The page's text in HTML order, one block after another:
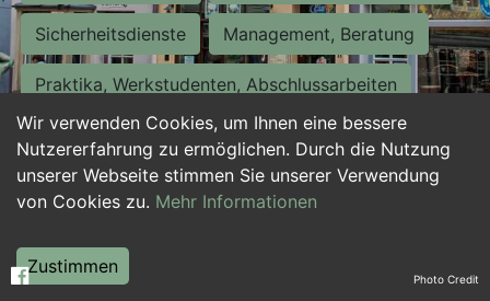
Wir verwenden Cookies, um Ihnen eine bessere
Nutzererfahrung zu ermöglichen. Durch die Nutzung
unserer Webseite stimmen Sie unserer Verwendung
von Cookies zu. Mehr Informationen
Zustimmen
Sicherheitsdienste Management, Beratung
Praktika, Werkstudenten, Abschlussarbeiten
Personalwesen Assistenz, Sekretariat
Hilfskräfte, Aushilfs- und Nebenjobs
Weiterbildung, Studium, duale Ausbildung Photo Credit